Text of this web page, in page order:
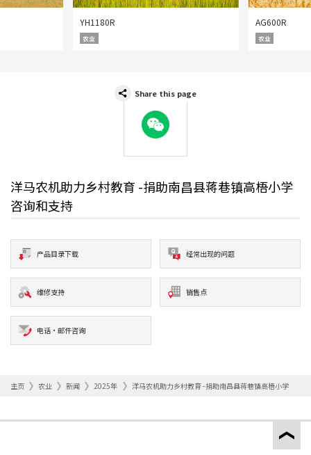
YH1180R
农业
AG600R
农业
Share this page
WeChat
洋马农机助力乡村教育 -捐助南昌县蒋巷镇高梧小学
咨询和支持
产品目录下载 经常出现的问题
维修支持 销售点
电话·邮件咨询
主页 农业 新闻 2025年 洋马农机助力乡村教育 -捐助南昌县蒋巷镇高梧小学